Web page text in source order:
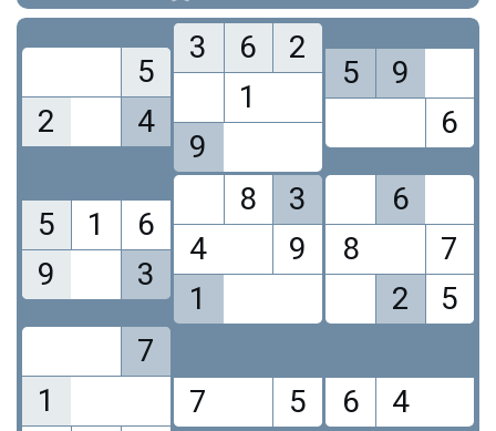
5
2
4
3 6
2
1
9
5
9
6
5 1
6
9
3
8
3
4
9
1
6
8
7
2
5
7
1
7 5 6 4